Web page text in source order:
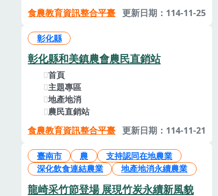
食農教育資訊整合平臺 更新日期：114-11-25
彰化縣
彰化縣和美鎮農會農民直銷站
首頁
主題專區
地產地消
農民直銷站
食農教育資訊整合平臺 更新日期：114-11-21
臺南市 農
支持認同在地農業
深化飲食連結農業
地產地消永續農業
龍崎采竹節登場 展現竹炭永續新風貌